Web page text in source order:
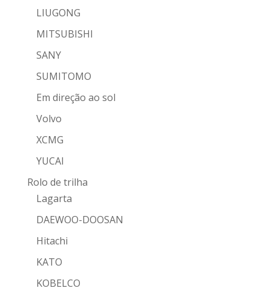
LIUGONG
MITSUBISHI
SANY
SUMITOMO
Em direção ao sol
Volvo
XCMG
YUCAI
Rolo de trilha
Lagarta
DAEWOO-DOOSAN
Hitachi
KATO
KOBELCO